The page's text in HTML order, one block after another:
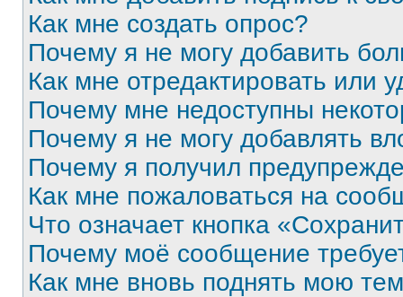
Как мне создать опрос?
Почему я не могу добавить
Как мне отредактировать или
Почему мне недоступны
Почему я не могу добавлять
Почему я получил
Как мне пожаловаться на
Что означает кнопка
Почему моё сообщение
Как мне вновь поднять мою